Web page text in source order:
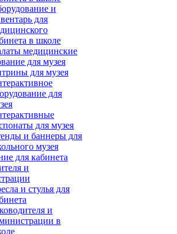
и
для
в школе
медицинские
для музея
для музея
для
для музея
и баннеры для
музея
для кабинета
и
и стулья для
и
в